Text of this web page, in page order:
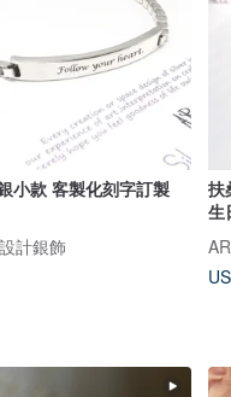
小款 客製化刻字訂製
計銀飾
扶
生